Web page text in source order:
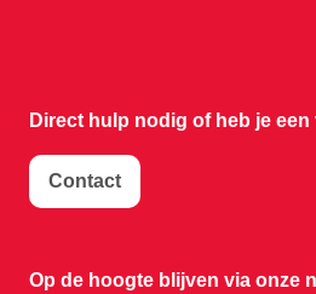
Direct hulp nodig ofheb je een
Contact
Op de hoogte blijven via onze